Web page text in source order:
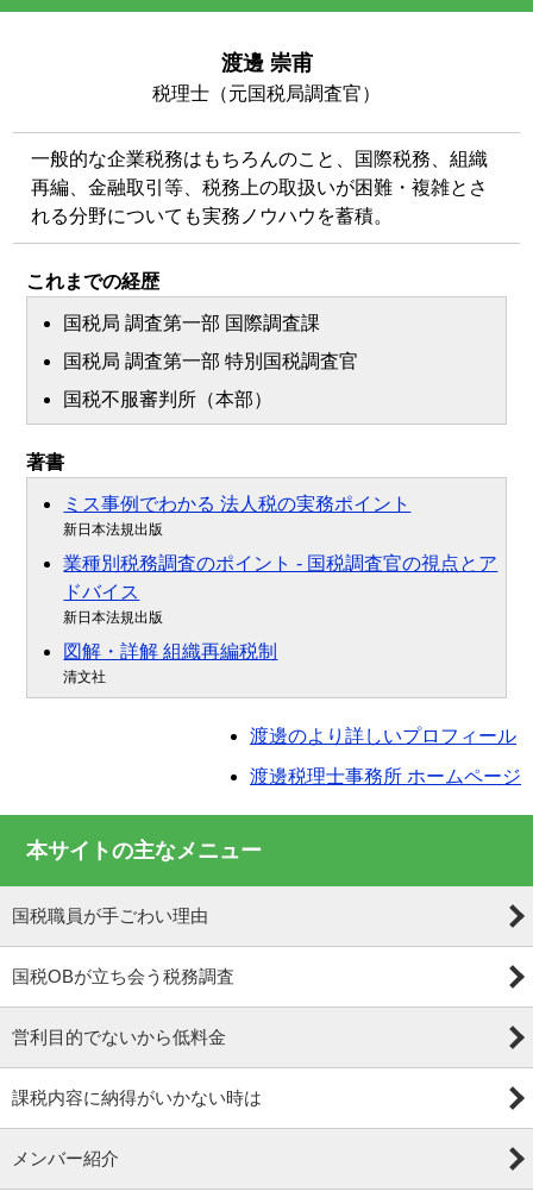
渡邊 崇甫
税理士（元国税局調査官）
一般的な企業税務はもちろんのこと、国際税務、組織
再編、金融取引等、税務上の取扱いが困難・複雑とさ
れる分野についても実務ノウハウを蓄積。
これまでの経歴
国税局 調査第一部 国際調査課
国税局 調査第一部 特別国税調査官
国税不服審判所（本部）
著書
ミス事例でわかる 法人税の実務ポイント
新日本法規出版
業種別税務調査のポイント - 国税調査官の視点とア
ドバイス
新日本法規出版
図解・詳解 組織再編税制
清文社
渡邊のより詳しいプロフィール
渡邊税理士事務所 ホームページ
本サイトの主なメニュー
国税職員が手ごわい理由
国税OBが立ち会う税務調査
営利目的でないから低料金
課税内容に納得がいかない時は
メンバー紹介